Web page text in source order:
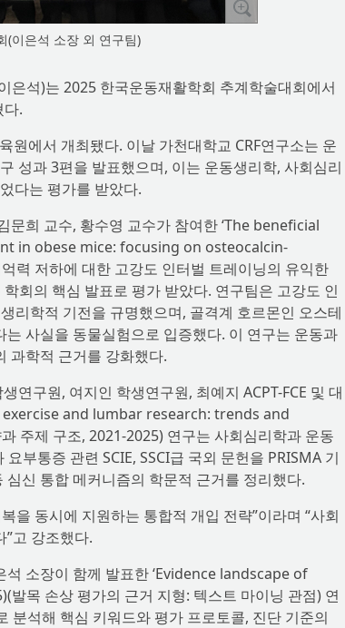
(이은석 소장 외 연구팀)
은석)는 2025 한국운동재활학회 추계학술대회에서
.
에서 개최됐다. 이날 가천대학교 CRF연구소는 운
성과 3편을 발표했으며, 이는 운동생리학, 사회심리
다는 평가를 받았다.
문희 교수, 황수영 교수가 참여한 ‘The beneficial
in obese mice: focusing on osteocalcin-
저하에 대한 고강도 인터벌 트레이닝의 유익한
회의 핵심 발표로 평가 받았다. 연구팀은 고강도 인
리학적 기전을 규명했으며, 골격계 호르몬인 오스테
사실을 동물실험으로 입증했다. 이 연구는 운동과
과학적 근거를 강화했다.
연구원, 여지인 학생연구원, 최예지 ACPT-FCE 및 대
exercise and lumbar research: trends and
주제 구조, 2021-2025) 연구는 사회심리학과 운동
부통증 관련 SCIE, SSCI급 국외 문헌을 PRISMA 기
신 통합 메커니즘의 학문적 근거를 정리했다.
을 동시에 지원하는 통합적 개입 전략”이라며 “사회
고 강조했다.
소장이 함께 발표한 ‘Evidence landscape of
목 손상 평가의 근거 지형: 텍스트 마이닝 관점) 연
분석해 핵심 키워드와 평가 프로토콜, 진단 기준의